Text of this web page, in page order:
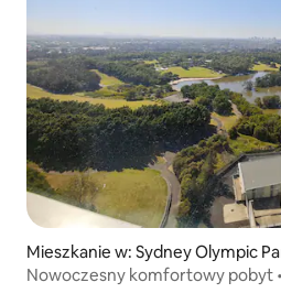
Mieszkanie w: Sydney Olympic
Nowoczesny komfortowy pobyt